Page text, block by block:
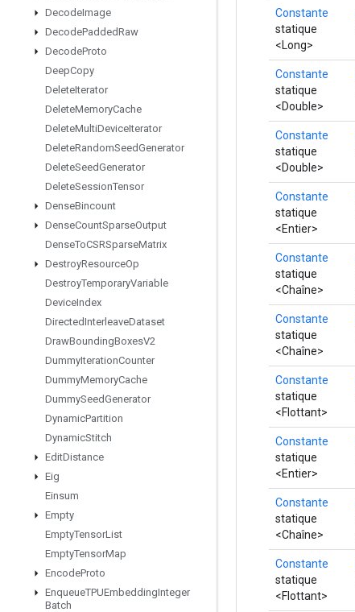
DecodeImage
DecodePaddedRaw
DecodeProto
DeepCopy
DeleteIterator
DeleteMemoryCache
DeleteMultiDeviceIterator
DeleteRandomSeedGenerator
DeleteSeedGenerator
DeleteSessionTensor
DenseBincount
DenseCountSparseOutput
DenseToCSRSparseMatrix
DestroyResourceOp
DestroyTemporaryVariable
DeviceIndex
DirectedInterleaveDataset
DrawBoundingBoxesV2
DummyIterationCounter
DummyMemoryCache
DummySeedGenerator
DynamicPartition
DynamicStitch
EditDistance
Eig
Einsum
Empty
EmptyTensorList
EmptyTensorMap
EncodeProto
EnqueueTPUEmbeddingInteger
Batch
Constante
statique
<Long>
Constante
statique
<Double>
Constante
statique
<Double>
Constante
statique
<Entier>
Constante
statique
<Chaîne>
Constante
statique
<Chaîne>
Constante
statique
<Flottant>
Constante
statique
<Entier>
Constante
statique
<Chaîne>
Constante
statique
<Flottant>